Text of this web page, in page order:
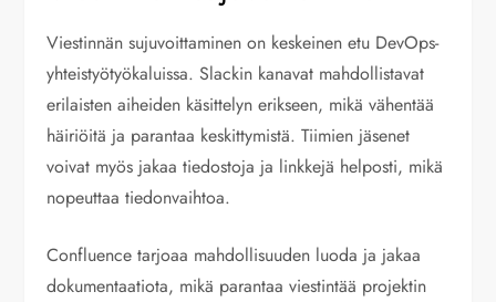
Viestinnän sujuvoittaminen on keskeinen etu DevOps-
yhteistyötyökaluissa. Slackin kanavat mahdollistavat
erilaisten aiheiden käsittelyn erikseen, mikä vähentää
häiriöitä ja parantaa keskittymistä. Tiimien jäsenet
voivat myös jakaa tiedostoja ja linkkejä helposti, mikä
nopeuttaa tiedonvaihtoa.
Confluence tarjoaa mahdollisuuden luoda ja jakaa
dokumentaatiota, mikä parantaa viestintää projektin